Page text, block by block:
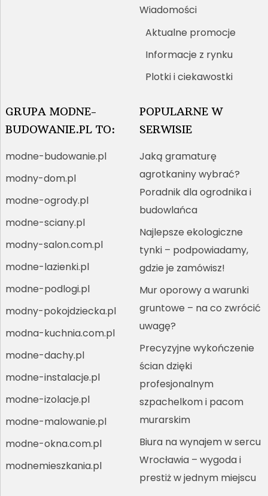
Wiadomości
Aktualne promocje
Informacje z rynku
Plotki i ciekawostki
GRUPA MODNE-
BUDOWANIE.PL TO:
modne-budowanie.pl
modny-dom.pl
modne-ogrody.pl
modne-sciany.pl
modny-salon.com.pl
modne-lazienki.pl
modne-podlogi.pl
modny-pokojdziecka.pl
modna-kuchnia.com.pl
modne-dachy.pl
modne-instalacje.pl
modne-izolacje.pl
modne-malowanie.pl
modne-okna.com.pl
modnemieszkania.pl
POPULARNE W
SERWISIE
Jaką gramaturę
agrotkaniny wybrać?
Poradnik dla ogrodnika i
budowlańca
Najlepsze ekologiczne
tynki – podpowiadamy,
gdzie je zamówisz!
Mur oporowy a warunki
gruntowe – na co zwrócić
uwagę?
Precyzyjne wykończenie
ścian dzięki
profesjonalnym
szpachelkom i pacom
murarskim
Biura na wynajem w sercu
Wrocławia – wygoda i
prestiż w jednym miejscu